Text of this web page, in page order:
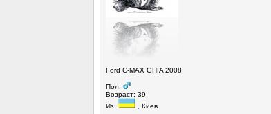
Ford C-MAX GHIA 2008
Пол:
Возраст: 39
Из:
, Киев